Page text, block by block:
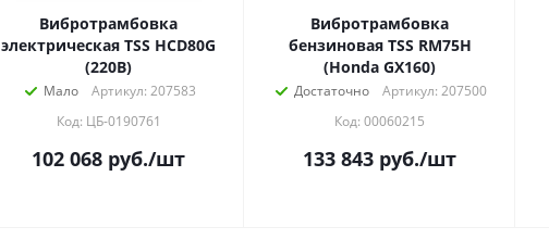
Вибротрамбовка
электрическая TSS HCD80G
(220В)
Мало
Артикул: 207583
Код: ЦБ-0190761
102 068 руб./шт
Вибротрамбовка
бензиновая TSS RM75H
(Honda GX160)
Достаточно
Артикул: 207500
Код: 00060215
133 843 руб./шт